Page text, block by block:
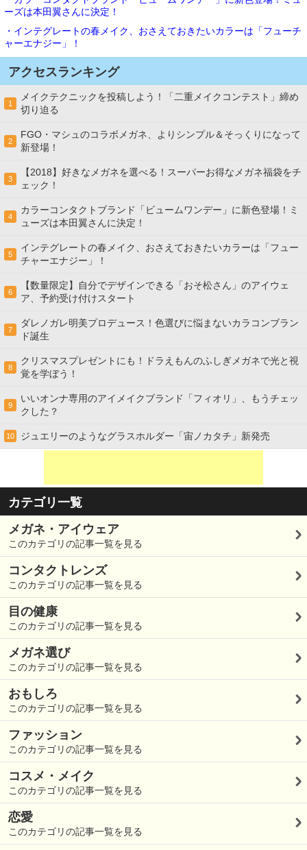
ーズは本田翼さんに決定！
・インテグレートの春メイク、おさえておきたいカラーは「フューチ
ャーエナジー」！
アクセスランキング
1
メイクテクニックを投稿しよう！「二重メイクコンテスト」締め
切り迫る
2
FGO・マシュのコラボメガネ、よりシンプル＆そっくりになって
新登場！
3
【2018】好きなメガネを選べる！スーパーお得なメガネ福袋をチ
ェック！
4
カラーコンタクトブランド「ビュームワンデー」に新色登場！ミ
ューズは本田翼さんに決定！
5
インテグレートの春メイク、おさえておきたいカラーは「フュー
チャーエナジー」！
6
【数量限定】自分でデザインできる「おそ松さん」のアイウェ
ア、予約受け付けスタート
7
ダレノガレ明美プロデュース！色選びに悩まないカラコンブラン
ド誕生
8
クリスマスプレゼントにも！ドラえもんのふしぎメガネで光と視
覚を学ぼう！
9
いいオンナ専用のアイメイクブランド「フィオリ」、もうチェッ
クした？
10 ジュエリーのようなグラスホルダー「宙ノカタチ」新発売
カテゴリ一覧
メガネ・アイウェア
このカテゴリの記事一覧を見る
コンタクトレンズ
このカテゴリの記事一覧を見る
目の健康
このカテゴリの記事一覧を見る
メガネ選び
このカテゴリの記事一覧を見る
おもしろ
このカテゴリの記事一覧を見る
ファッション
このカテゴリの記事一覧を見る
コスメ・メイク
このカテゴリの記事一覧を見る
恋愛
このカテゴリの記事一覧を見る